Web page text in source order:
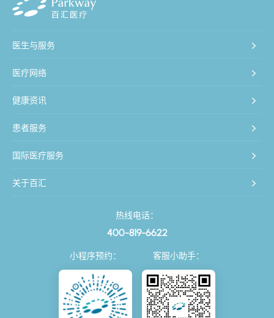
医生与服务
医疗网络
健康资讯
患者服务
国际医疗服务
关于百汇
热线电话：
400-819-6622
小程序预约： 客服小助手：